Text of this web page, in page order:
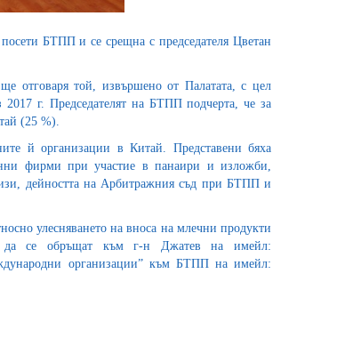
БТПП и се срещна с председателя Цветан
отговаря той, извършено от Палатата, с цел
г. Председателят на БТПП подчерта, че за
(25 %).
й организации в Китай. Представени бяха
фирми при участие в панаири и изложби,
дейността на Арбитражния съд при БТПП и
улесняването на вноса на млечни продукти
да се обръщат към г-н Джатев на имейл:
организации” към БТПП на имейл: